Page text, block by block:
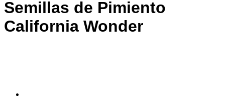
Semillas de Pimiento
California Wonder